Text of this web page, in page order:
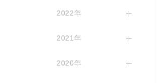
2022年
2021年
2020年